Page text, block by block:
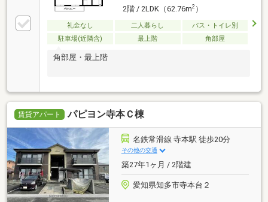
2階 / 2LDK（62.76m2）
礼金なし 二人暮らし
バス・トイレ別
駐車場(近隣含)
最上階 角部屋
角部屋・最上階
賃貸アパート パピヨン寺本Ｃ棟
名鉄常滑線 寺本駅 徒歩20分
その他の交通
築27年1ヶ月 / 2階建
愛知県知多市寺本台２